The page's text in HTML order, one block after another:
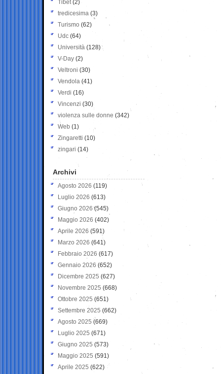
Tibet(2)
tredicesima (3)
Turismo (62)
Udc (64)
Università (128)
V-Day (2)
Veltroni (30)
Vendola (41)
Verdi (16)
Vincenzi (30)
violenza sulle donne (342)
Web (1)
Zingaretti (10)
zingari (14)
Archivi
Agosto 2026 (119)
Luglio 2026 (613)
Giugno 2026 (545)
Maggio 2026 (402)
Aprile 2026 (591)
Marzo 2026 (641)
Febbraio 2026 (617)
Gennaio 2026 (652)
Dicembre 2025 (627)
Novembre 2025 (668)
Ottobre 2025 (651)
Settembre 2025 (662)
Agosto 2025 (669)
Luglio 2025 (671)
Giugno 2025 (573)
Maggio 2025 (591)
Aprile 2025 (622)